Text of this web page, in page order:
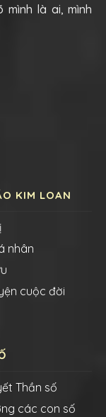
là ai, mình
KIM LOAN
nhân
cuộc đời
Thần số
các con số